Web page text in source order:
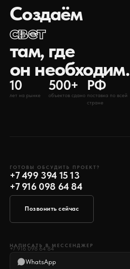
Создаём
свет
там, где
он необходим.
10
лет на рынке
500+
объектов сдано
РФ
поставка по всей
стране
ГОТОВЫ ОБСУДИТЬ ПРОЕКТ?
+7 499 394 15 13
+7 916 098 64 84
Позвонить сейчас
НАПИСАТЬ В МЕССЕНДЖЕР
+7 916 098 64 84
WhatsApp